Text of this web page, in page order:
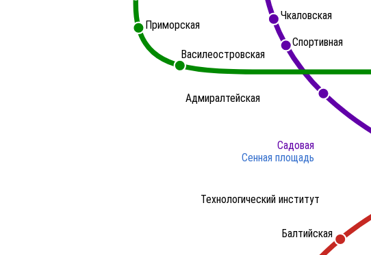
Балтийская
Садовая
Сенная площадь
Технологический институт
Адмиралтейская
Спортивная
Василеостровская
Приморская
Чкаловская